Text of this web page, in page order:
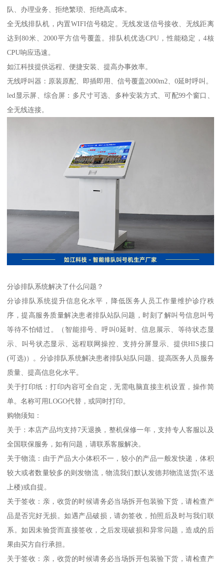
队、办理业务、拒绝繁琐、拒绝高成本。
全无线排队机，内置WIFI信号稳定。无线发送信号接收、无线距离
达到80米、2000平方信号覆盖。排队机优选CPU，性能稳定，4核
CPU响应迅速。
如江科技提供远程、便捷安装、提高办事效率。
无线呼叫器：原装原配、即插即用、信号覆盖2000m2、0延时呼叫。
led显示屏、综合屏：多尺寸可选、多种安装方式、可配99个窗口、
全无线连接。
分诊排队系统解决了什么问题？
分诊排队系统提升信息化水平，降低医务人员工作量维护诊疗秩
序，提高服务质量解决患者排队站队问题，时刻了解叫号信息叫号
等待不怕错过。（智能排号、呼叫0延时、信息展示、等待状态显
示、叫号状态显示、远程联网操控、支持分屏显示、提供HIS接口
(可选)）。分诊排队系统解决患者排队站队问题、提高医务人员服务
质量、提高信息化水平。
关于打印纸：打印内容可全自定，无需电脑直接主机设置，操作简
单。名称可用LOGO代替，或同时打印。
购物须知：
关于：本店产品均支持7天退换，整机保修一年，支持专人客服以及
全国联保服务，如有问题，请联系客服解决。
关于物流：由于产品大小体积不一，较小的产品一般发快递，体积
较大或者数量较多的则发物流，物流我们默认发德邦物流送货(不送
上楼)或自提。
关于签收：亲，收货的时候请务必当场拆开包装验下货，请检查产
品是否完好无损。如遇产品破损，请勿签收，拍照后及时与我们联
系。如因未验货而直接签收，之后发现破损和异常问题，造成的后
果由买方自行承担。
关于签收：亲，收货的时候请务必当场拆开包装验下货，请检查产